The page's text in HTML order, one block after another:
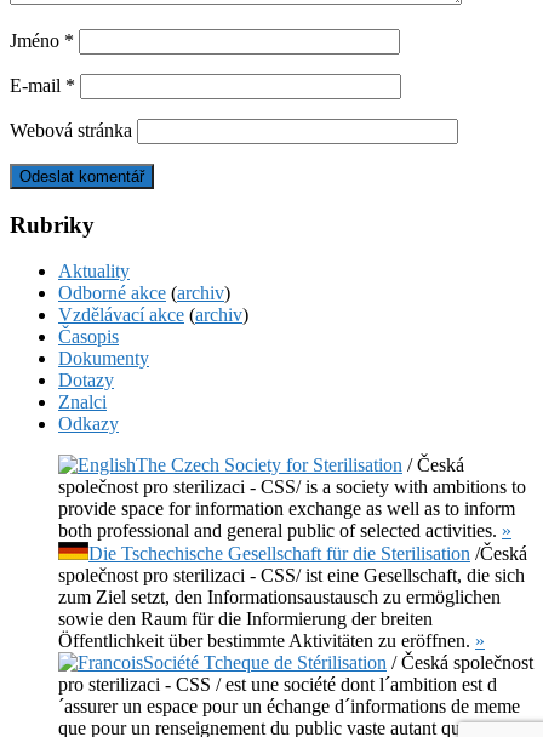
Jméno *
E-mail *
Webová stránka
Rubriky
Aktuality
Odborné akce (archiv)
Vzdělávací akce (archiv)
Časopis
Dokumenty
Dotazy
Znalci
Odkazy
The Czech Society for Sterilisation / Česká
společnost pro sterilizaci - CSS/ is a society with ambitions to
provide space for information exchange as well as to inform
both professional and general public of selected activities. »
Die Tschechische Gesellschaft für die Sterilisation /Česká
společnost pro sterilizaci - CSS/ ist eine Gesellschaft, die sich
zum Ziel setzt, den Informationsaustausch zu ermöglichen
sowie den Raum für die Informierung der breiten
Öffentlichkeit über bestimmte Aktivitäten zu eröffnen. »
Société Tcheque de Stérilisation / Česká společnost
pro sterilizaci - CSS / est une société dont l´ambition est d
´assurer un espace pour un échange d´informations de meme
que pour un renseignement du public vaste autant que